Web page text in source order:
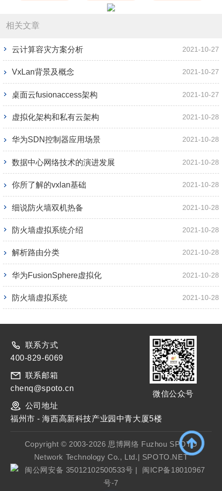
相关文章
云计算容灾方案分析 2021-10-27
VxLan背景及概念 2021-10-27
桌面云fusionaccess架构 2021-10-27
虚拟化架构和私有云架构 2021-10-28
华为SDN控制器应用场景 2021-10-28
数据中心网络技术的演进发展 2021-10-28
你所了解的vxlan基础 2021-10-28
细说防火墙双机热备 2021-10-28
防火墙虚拟系统介绍 2021-10-28
解析路由分类 2021-10-28
华为FusionSphere虚拟化 2021-10-28
防火墙虚拟系统 2021-10-28
联系方式
400-829-6069
联系邮箱
chenq@spoto.cn
公司地址
微信公众号
福州市 - 海西高新科技产业园中青大厦5楼
Copyright © 2003-2026 思博网络 Fuzhou SPOTO
Network Technology Co., Ltd.| SPOTO.NET
闽公网安备 35012102500533号 | 闽ICP备18010967
号-7